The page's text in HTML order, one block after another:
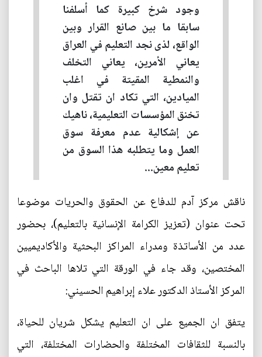
وجود شرخ كبيرة كما أسلفنا
سابقا ما بين صانع القرار وبين
الواقع، لذى نجد التعليم في العراق
يعاني الأمرين، يعاني التخلف
والنمطية المقيتة في اغلب
الميادين، التي تكاد ان تقتل وان
تخنق المؤسسات التعليمية، ناهيك
عن إشكالية عدم معرفة سوق
العمل وما يتطلبه هذا السوق من
تعليم معين...
ناقش مركز آدم للدفاع عن الحقوق والحريات موضوعا
تحت عنوان (تعزيز الكرامة الإنسانية بالتعليم)، بحضور
عدد من الأساتذة ومدراء المراكز البحثية والأكاديميين
المختصين، وقد جاء في الورقة التي تلاها الباحث في
المركز الأستاذ الدكتور علاء إبراهيم الحسيني:
يتفق ان الجميع على ان التعليم يشكل شريان للحياة،
بالنسبة للثقافات المختلفة والحضارات المختلفة، التي